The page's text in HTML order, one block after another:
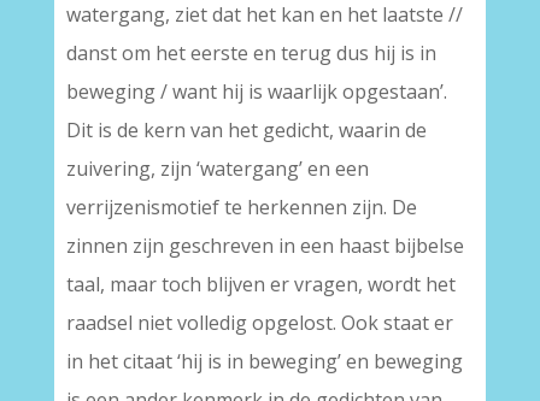
watergang, ziet dat het kan en het laatste //
danst om het eerste en terug dus hij is in
beweging / want hij is waarlijk opgestaan’.
Dit is de kern van het gedicht, waarin de
zuivering, zijn ‘watergang’ en een
verrijzenismotief te herkennen zijn. De
zinnen zijn geschreven in een haast bijbelse
taal, maar toch blijven er vragen, wordt het
raadsel niet volledig opgelost. Ook staat er
in het citaat ‘hij is in beweging’ en beweging